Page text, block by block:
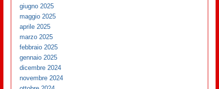
giugno 2025
maggio 2025
aprile 2025
marzo 2025
febbraio 2025
gennaio 2025
dicembre 2024
novembre 2024